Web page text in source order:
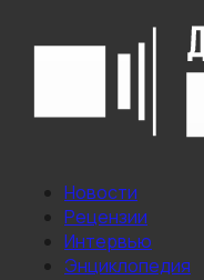
Новости
Рецензии
Интервью
Энциклопедия